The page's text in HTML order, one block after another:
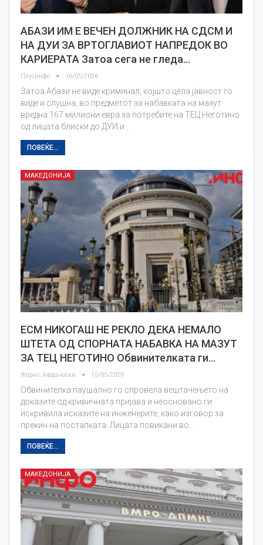
АБАЗИ ИМ Е ВЕЧЕН ДОЛЖНИК НА СДСМ И
НА ДУИ ЗА ВРТОГЛАВИОТ НАПРЕДОК ВО
КАРИЕРАТА Затоа сега не гледа…
Плусинфо 16/05/2026
Затоа Абази не виде криминал, којшто цела јавност го
виде и слушна, во предметот за набавката на мазут
вредна 167 милиони евра за потребите на ТЕЦ Неготино
од лицата блиски до ДУИ и…
ПОВЕЌЕ...
МАКЕДОНИЈА
ЕСМ НИКОГАШ НЕ РЕКЛО ДЕКА НЕМАЛО
ШТЕТА ОД СПОРНАТА НАБАВКА НА МАЗУТ
ЗА ТЕЦ НЕГОТИНО Обвинителката ги…
Жарко Јорданоски 15/05/2026
Обвинителка паушално го спровела вештачењето на
доказите од кривичната пријава и неосновано ги
искривила исказите на инженерите, како изговор за
прекин на постапката. Лицата повикани во…
ПОВЕЌЕ...
МАКЕДОНИЈА